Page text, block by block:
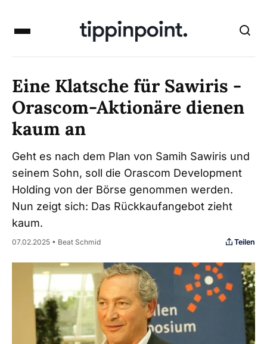
Eine Klatsche für Sawiris -
Orascom-Aktionäre dienen
kaum an
Geht es nach dem Plan von Samih Sawiris und
seinem Sohn, soll die Orascom Development
Holding von der Börse genommen werden.
Nun zeigt sich: Das Rückkaufangebot zieht
kaum.
07.02.2025 • Beat Schmid Teilen